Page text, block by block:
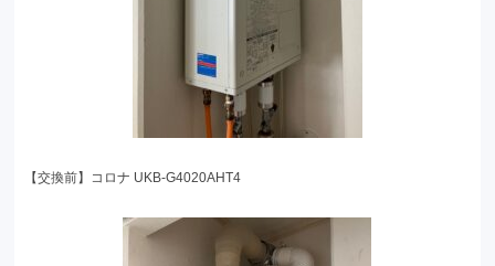
【交換前】コロナ UKB-G4020AHT4